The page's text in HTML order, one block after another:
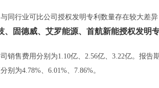
同行业可比公司授权发明专利数量存在较大差异
固德威、艾罗能源、首航新能授权发明
销售费用分别为1.10亿、2.56亿、3.22亿。报告
别为4.78%、6.01%、7.86%。